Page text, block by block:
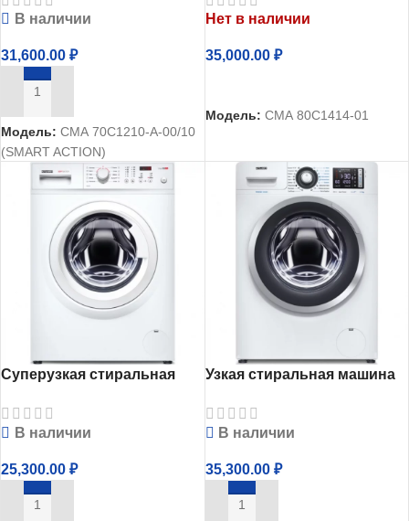
В наличии
31,600.00 ₽
В КОРЗИНУ
Модель: СМА 70С1210-А-00/10
(SMART ACTION)
Нет в наличии
35,000.00 ₽
Модель: СМА 80С1414-01
Суперузкая стиральная
40М105-00
В наличии
25,300.00 ₽
В КОРЗИНУ
Узкая стиральная машина
В наличии
35,300.00 ₽
В КОРЗИНУ